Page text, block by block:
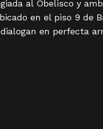
al Obelisco y
en el piso 9 de
en perfecta